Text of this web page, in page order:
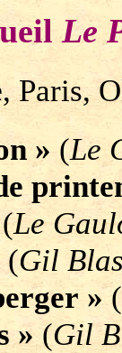
Le
, Paris,
» (Le
(Le
(Gil
»(
»(Gil